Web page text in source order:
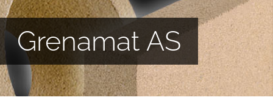
Grenamat AS